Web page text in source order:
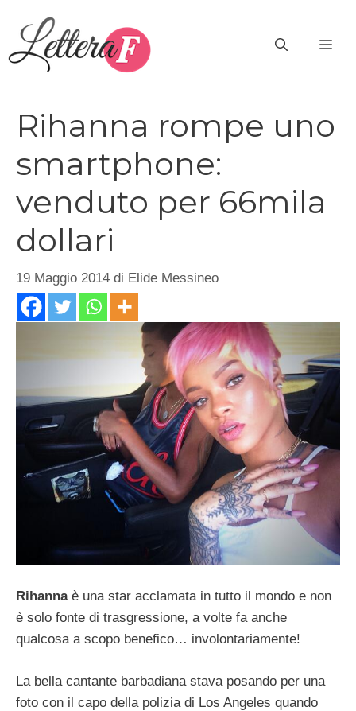
contenuto
Rihanna rompe uno
smartphone:
venduto per 66mila
dollari
19 Maggio 2014 di Elide Messineo
Rihannaè una star acclamata in tutto il mondo e non
è solo fonte di trasgressione, a volte fa anche
qualcosa a scopo benefico… involontariamente!
La bella cantante barbadiana stava posando per una
foto con il capo della polizia di Los Angeles quando